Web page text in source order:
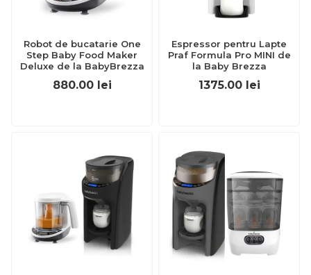
Robot de bucatarie One
Step Baby Food Maker
Deluxe de la BabyBrezza
880.00 lei
Espressor pentru Lapte
Praf Formula Pro MINI de
la Baby Brezza
1375.00 lei